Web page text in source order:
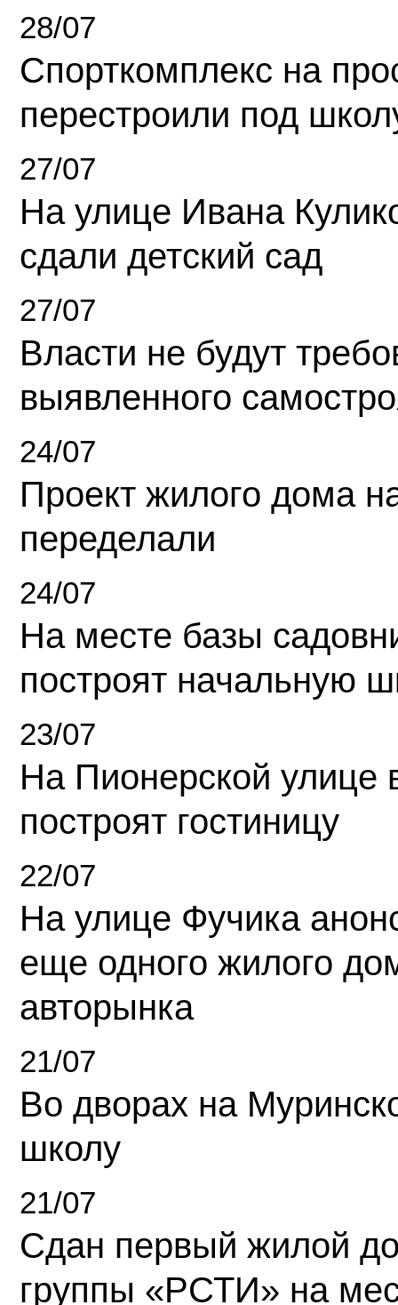
28/07
Спорткомплекс на
перестроили под
27/07
На улице Ивана
сдали детский сад
27/07
Власти не будут
выявленного
24/07
Проект жилого дома
переделали
24/07
На месте базы
построят начальную
23/07
На Пионерской улице
построят гостиницу
22/07
На улице Фучика
еще одного жилого
авторынка
21/07
Во дворах на
школу
21/07
Сдан первый жилой
группы «РСТИ» на